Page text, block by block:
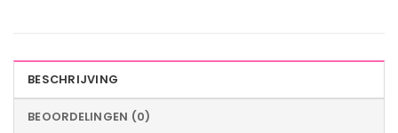
BESCHRIJVING
BEOORDELINGEN (0)